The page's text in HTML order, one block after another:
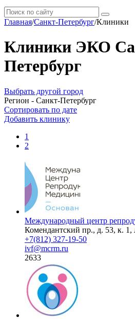
Главная/Санкт-Петербург/Клиники
Клиники ЭКО
Петербург
Выбрать другой город
Регион - Санкт-Петербург
Сортировать по дате
Добавить клинику
1
2
Международный центр
Комендантский пр., д. 53, к. 1,
+7(812) 327-19-50
ivf@mcrm.ru
2633